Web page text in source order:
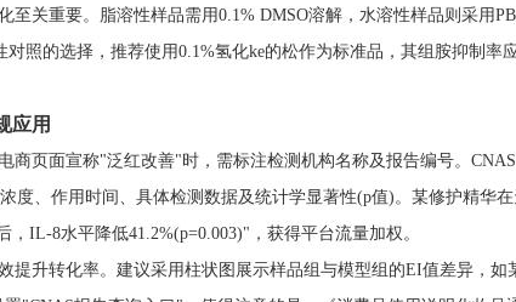
至关重要。脂溶性样品需用0.1% DMSO溶解，水溶性样品则采用
照的选择，推荐使用0.1%氢化ke的松作为标准品，其组胺抑制率
应用
商页面宣称"泛红改善"时，需标注检测机构名称及报告编号。
度、作用时间、具体检测数据及统计学显著性(p值)。某修护精华
，IL-8水平降低41.2%(p=0.003)"，获得平台流量加权。
提升转化率。建议采用柱状图展示样品组与模型组的EI值差异，